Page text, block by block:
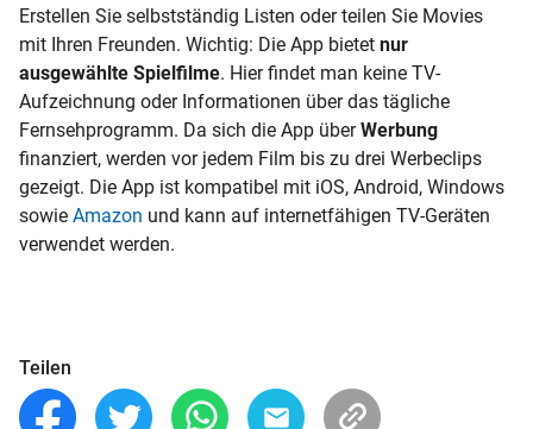
Erstellen Sie selbstständig Listen oder teilen Sie Movies
mit Ihren Freunden. Wichtig: Die App bietet nur
ausgewählte Spielfilme. Hier findet man keine TV-
Aufzeichnung oder Informationen über das tägliche
Fernsehprogramm. Da sich die App über Werbung
finanziert, werden vor jedem Film bis zu drei Werbeclips
gezeigt. Die App ist kompatibel mit iOS, Android, Windows
sowie Amazon und kann auf internetfähigen TV-Geräten
verwendet werden.
Teilen